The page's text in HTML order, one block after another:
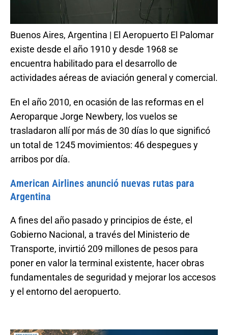
Buenos Aires, Argentina | El Aeropuerto El Palomar
existe desde el año 1910 y desde 1968 se
encuentra habilitado para el desarrollo de
actividades aéreas de aviación general y comercial.
En el año 2010, en ocasión de las reformas en el
Aeroparque Jorge Newbery, los vuelos se
trasladaron allí por más de 30 días lo que significó
un total de 1245 movimientos: 46 despegues y
arribos por día.
American Airlines anunció nuevas rutas para
Argentina
A fines del año pasado y principios de éste, el
Gobierno Nacional, a través del Ministerio de
Transporte, invirtió 209 millones de pesos para
poner en valor la terminal existente, hacer obras
fundamentales de seguridad y mejorar los accesos
y el entorno del aeropuerto.